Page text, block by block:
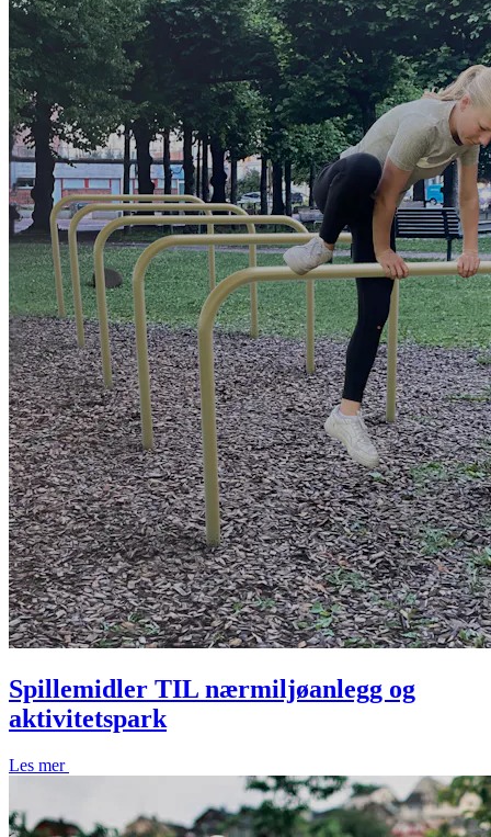
Spillemidler TIL nærmiljøanlegg og
aktivitetspark
Les mer